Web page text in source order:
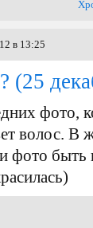
в 13:25
(25
фото,
волос. В
фото быть